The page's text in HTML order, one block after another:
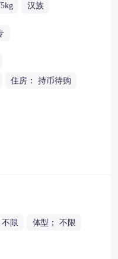
汉族
住房： 持币待购
限 体型； 不限